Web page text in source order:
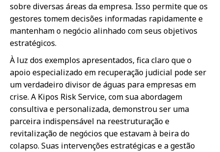
sobre diversas áreas da empresa. Isso permite que os
gestores tomem decisões informadas rapidamente e
mantenham o negócio alinhado com seus objetivos
estratégicos.
À luz dos exemplos apresentados, fica claro que o
apoio especializado em recuperação judicial pode ser
um verdadeiro divisor de águas para empresas em
crise. A Kipos Risk Service, com sua abordagem
consultiva e personalizada, demonstrou ser uma
parceira indispensável na reestruturação e
revitalização de negócios que estavam à beira do
colapso. Suas intervenções estratégicas e a gestão